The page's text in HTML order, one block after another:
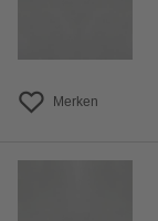
Merken